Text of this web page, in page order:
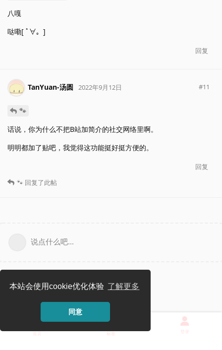
本站会使用cookie优化体验 了解更多
同意
八嘎
哒嘞[ ﾟ∀。]
回复
TanYuan-汤圆 2022年9月12日 #11
🐾
话说，你为什么不把B站加简介的社交网络里啊。
明明都加了贴吧，我觉得这功能挺好挺方便的。
回复
🐾 回复了此帖
说点什么吧...
首页 标签 登录